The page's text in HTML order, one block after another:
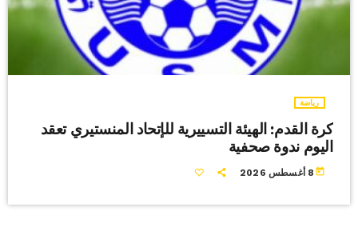
رياضة
كرة القدم: الهيئة التسييرية للإتحاد المنستيري تعقد
اليوم ندوة صحفية
today 8 أغسطس 2026